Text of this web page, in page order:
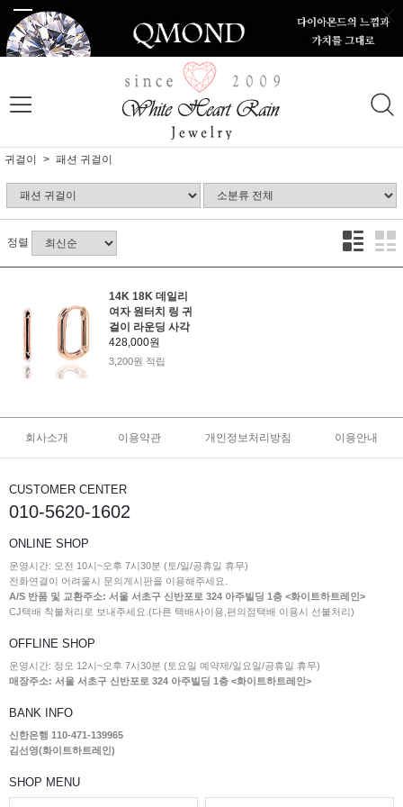
귀걸이 패션 귀걸이
정렬
14K 18K 데일리
여자 원터치 링 귀
걸이 라운딩 사각
428,000원
3,200원 적립
회사소개 이용약관 개인정보처리방침 이용안내
CUSTOMER CENTER
010-5620-1602
ONLINE SHOP
운영시간: 오전 10시~오후 7시30분 (토/일/공휴일 휴무)
전화연결이 어려울시 문의게시판을 이용해주세요.
A/S 반품 및 교환주소: 서울 서초구 신반포로 324 아주빌딩 1층 <화이트하트레인>
CJ택배 착불처리로 보내주세요.(다른 택배사이용,편의점택배 이용시 선불처리)
OFFLINE SHOP
운영시간: 정오 12시~오후 7시30분 (토요일 예약제/일요일/공휴일 휴무)
매장주소: 서울 서초구 신반포로 324 아주빌딩 1층 <화이트하트레인>
BANK INFO
신한은행 110-471-139965
김선영(화이트하트레인)
SHOP MENU